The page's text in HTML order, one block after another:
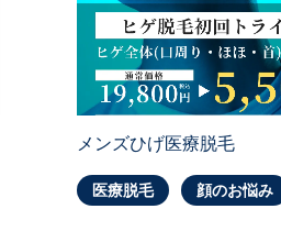
メンズひげ医療脱毛
医療脱毛 顔のお悩み